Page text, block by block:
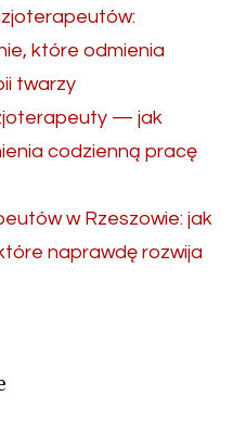
które odmienia
twarzy
— jak
codzienną pracę
w Rzeszowie: jak
naprawdę rozwija